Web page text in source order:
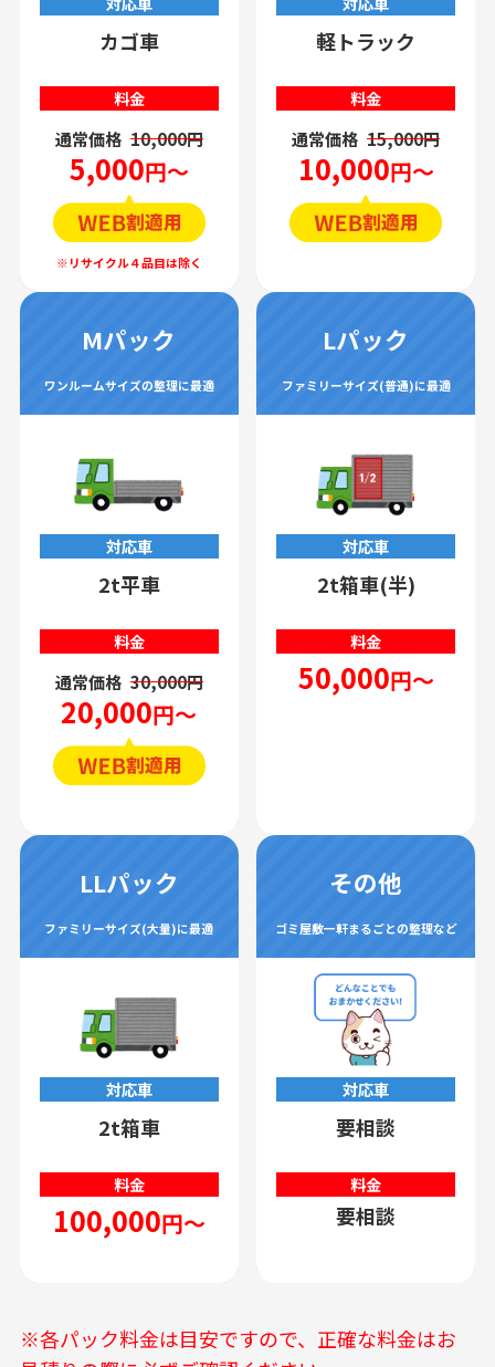
カゴ車
料金
通常価格 10,000円
5,000円～
軽トラック
料金
通常価格 15,000円
10,000円～
Mパック
ワンルームサイズの整理に最適
対応車
2t平車
料金
通常価格 30,000円
20,000円～
Lパック
ファミリーサイズ(普通)に最適
対応車
2t箱車(半)
料金
50,000円～
LLパック
ファミリーサイズ(大量)に最適
対応車
2t箱車
料金
100,000円～
その他
ゴミ屋敷一軒まるごとの整理など
対応車
要相談
料金
要相談
※各パック料金は目安ですので、正確な料金はお